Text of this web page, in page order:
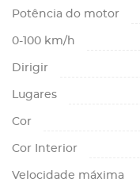
Potência do motor
0-100 km/h
Dirigir
Lugares
Cor
Cor Interior
Velocidade máxima